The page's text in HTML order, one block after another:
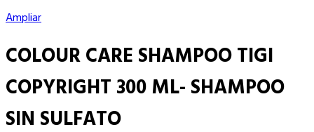
Ampliar
COLOUR CARE SHAMPOO TIGI
COPYRIGHT 300 ML- SHAMPOO
SIN SULFATO